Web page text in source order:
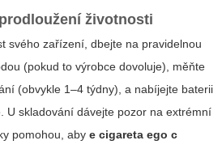
životnosti
svého zařízení, dbejte na pravidelnou
(pokud to výrobce dovoluje), měňte
(obvykle 1–4 týdny), a nabíjejte baterii
U skladování dávejte pozor na extrémní
pomohou, aby e cigareta ego c